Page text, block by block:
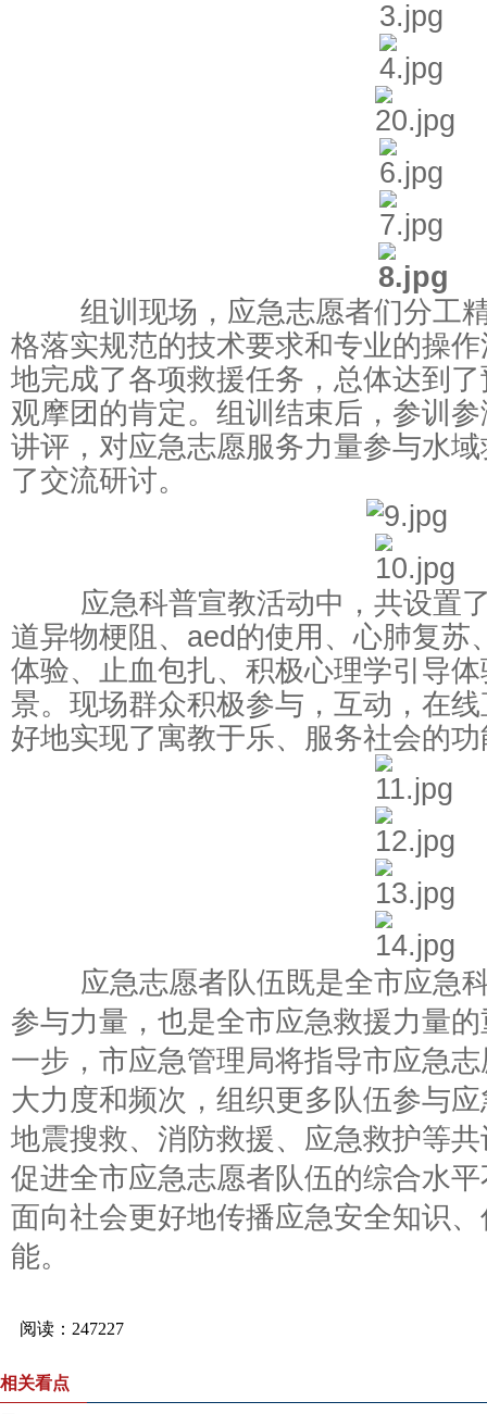
组训现场，应急志愿者们分工精
格落实规范的技术要求和专业的操
地完成了各项救援任务，总体达到
观摩团的肯定。组训结束后，参训
讲评，对应急志愿服务力量参与水
了交流研讨。
应急科普宣教活动中，共设置了
道异物梗阻、aed的使用、心肺复苏
体验、止血包扎、积极心理学引导
景。现场群众积极参与，互动，在
好地实现了寓教于乐、服务社会的
应急志愿者队伍既是全市应急科
参与力量，也是全市应急救援力量
一步，市应急管理局将指导市应急
大力度和频次，组织更多队伍参与
地震搜救、消防救援、应急救护等
促进全市应急志愿者队伍的综合水
面向社会更好地传播应急安全知识
能。
相关看点